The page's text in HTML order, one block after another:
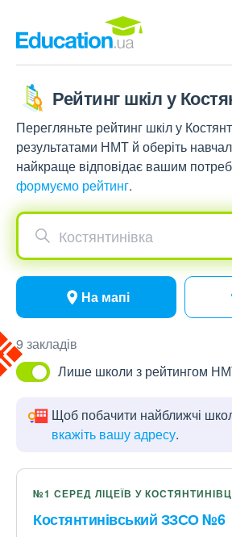
Рейтинг шкіл у
Перегляньте рейтинг шкіл у
результатами НМТ й оберіть
найкраще відповідає вашим
формуємо рейтинг.
Костянтинівка
На мапі
9 закладів
Лише школи з рейтингом
Щоб побачити найближчі
вкажіть вашу адресу.
№1 СЕРЕД ЛІЦЕЇВ У
Костянтинівський ЗЗСО №6